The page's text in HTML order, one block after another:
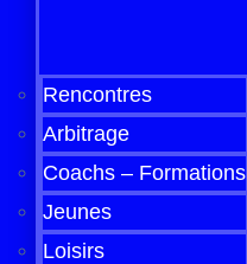
Rencontres
Arbitrage
Coachs – Formations
Jeunes
Loisirs